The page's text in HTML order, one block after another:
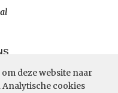
deze website naar
cookies